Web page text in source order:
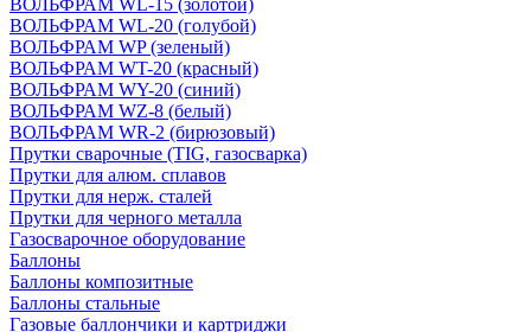
ВОЛЬФРАМ WL-15 (золотой)
ВОЛЬФРАМ WL-20 (голубой)
ВОЛЬФРАМ WP (зеленый)
ВОЛЬФРАМ WT-20 (красный)
ВОЛЬФРАМ WY-20 (синий)
ВОЛЬФРАМ WZ-8 (белый)
ВОЛЬФРАМ WR-2 (бирюзовый)
Прутки сварочные (TIG, газосварка)
Прутки для алюм. сплавов
Прутки для нерж. сталей
Прутки для черного металла
Газосварочное оборудование
Баллоны
Баллоны композитные
Баллоны стальные
Газовые баллончики и картриджи